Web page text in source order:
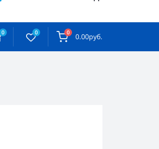
0 0 0 0.00руб.